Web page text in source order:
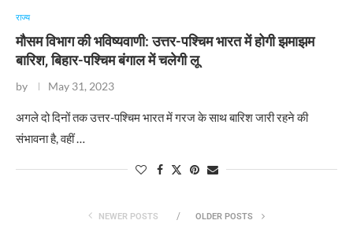
राज्य
मौसम विभाग की भविष्यवाणी: उत्तर-पश्चिम भारत में होगी झमाझम
बारिश, बिहार-पश्चिम बंगाल में चलेगी लू
by May 31, 2023
​अगले दो दिनों तक उत्तर-पश्चिम भारत में गरज के साथ बारिश जारी रहने की
संभावना है, वहीं …
NEWER POSTS OLDER POSTS